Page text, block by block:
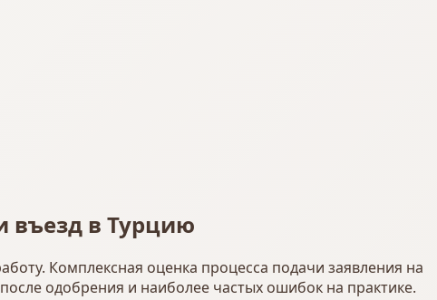
въезд в Турцию
Комплексная оценка процесса подачи заявления на
одобрения и наиболее частых ошибок на практике.